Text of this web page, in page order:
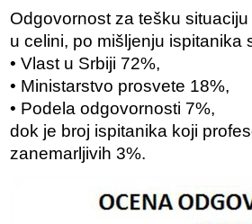
Odgovornost za tešku
u celini, po mišljenju ispitanika
• Vlast u Srbiji 72%,
• Ministarstvo prosvete 18%,
• Podela odgovornosti 7%,
dok je broj ispitanika koji
zanemarljivih 3%.